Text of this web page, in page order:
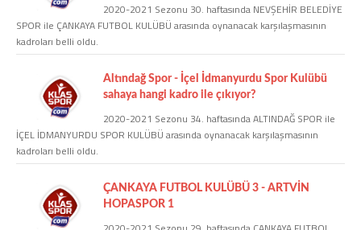
2020-2021 Sezonu 30. haftasında NEVŞEHİR BELEDİYE
SPOR ile ÇANKAYA FUTBOL KULÜBÜ arasında oynanacak karşılaşmasının
kadroları belli oldu.
Altındağ Spor - İçel İdmanyurdu Spor Kulübü
sahaya hangi kadro ile çıkıyor?
2020-2021 Sezonu 34. haftasında ALTINDAĞ SPOR ile
İÇEL İDMANYURDU SPOR KULÜBÜ arasında oynanacak karşılaşmasının
kadroları belli oldu.
ÇANKAYA FUTBOL KULÜBÜ 3 - ARTVİN
HOPASPOR 1